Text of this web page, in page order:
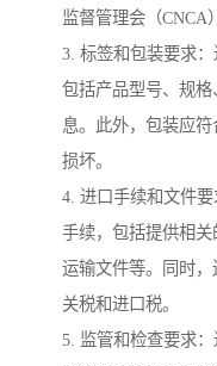
监督管理会（CNCA
3. 标签和包装要求：
包括产品型号、规
息。此外，包装应
损坏。
4. 进口手续和文件
手续，包括提供相关
运输文件等。同时
关税和进口税。
5. 监管和检查要求